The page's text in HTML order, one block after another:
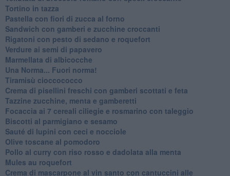
Tortino in tazza
Pastella con fiori di zucca al forno
Sandwich con gamberi e zucchine croccanti
Rigatoni con pesto di sedano e roquefort
Verdure ai semi di papavero
Marmellata di albicocche
Una Norma... Fuori norma!
Tiramisù cioccococco
Crema di pisellini freschi con gamberi scottati e feta
Tazzine zucchine, menta e gamberetti
Focaccia ai 7 cereali ciliegie e rosmarino con taleggio
Biscotti al parmigiano e sesamo
Sauté di lupini con ceci e nocciole
Olive toscane al pomodoro
Pollo al curry con riso rosso e dadolata alla menta
Mules au roquefort
Crema di mascarpone al vin santo con cantuccini alle